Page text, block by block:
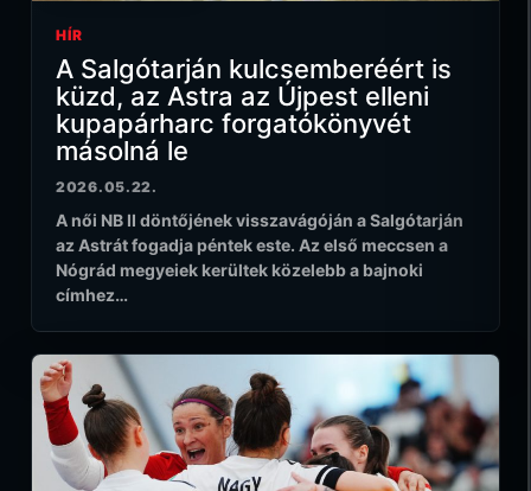
HÍR
A Salgótarján kulcsemberéért is
küzd, az Astra az Újpest elleni
kupapárharc forgatókönyvét
másolná le
2026.05.22.
A női NB II döntőjének visszavágóján a Salgótarján
az Astrát fogadja péntek este. Az első meccsen a
Nógrád megyeiek kerültek közelebb a bajnoki
címhez…